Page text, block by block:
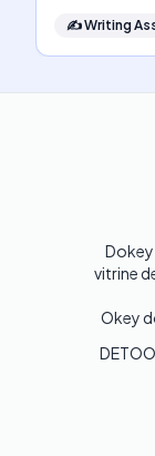
✍️Writing
Dokey
vitrine
Okey